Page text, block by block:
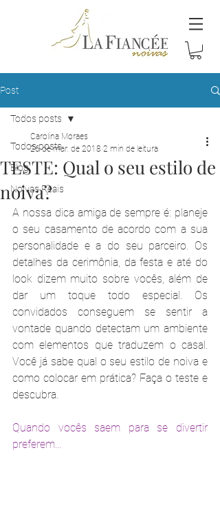
Post
Todos posts
Blog
Noivas Reais
Todos posts
TESTE: Qual o seu estilo de
noiva?
Carolina Moraes
26 de mar. de 2018 2 min de leitura
A nossa dica amiga de sempre é: planeje
o seu casamento de acordo com a sua
personalidade e a do seu parceiro. Os
detalhes da cerimônia, da festa e até do
look dizem muito sobre vocês, além de
dar um toque todo especial. Os
convidados conseguem se sentir a
vontade quando detectam um ambiente
com elementos que traduzem o casal.
Você já sabe qual o seu estilo de noiva e
como colocar em prática? Faça o teste e
descubra.
Quando vocês saem para se divertir
preferem...